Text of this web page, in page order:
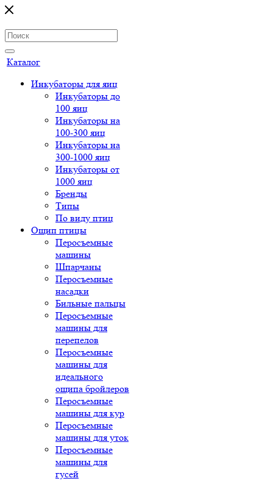
Каталог
Инкубаторы для яиц
Инкубаторы до
100 яиц
Инкубаторы на
100-300 яиц
Инкубаторы на
300-1000 яиц
Инкубаторы от
1000 яиц
Бренды
Типы
По виду птиц
Ощип птицы
Перосъемные
машины
Шпарчаны
Перосъемные
насадки
Бильные пальцы
Перосъемные
машины для
перепелов
Перосъемные
машины для
идеального
ощипа бройлеров
Перосъемные
машины для кур
Перосъемные
машины для уток
Перосъемные
машины для
гусей